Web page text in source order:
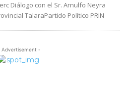
Diálogo con el Sr. Arnulfo Neyra
TalaraPartido Político PRIN
Advertisement -